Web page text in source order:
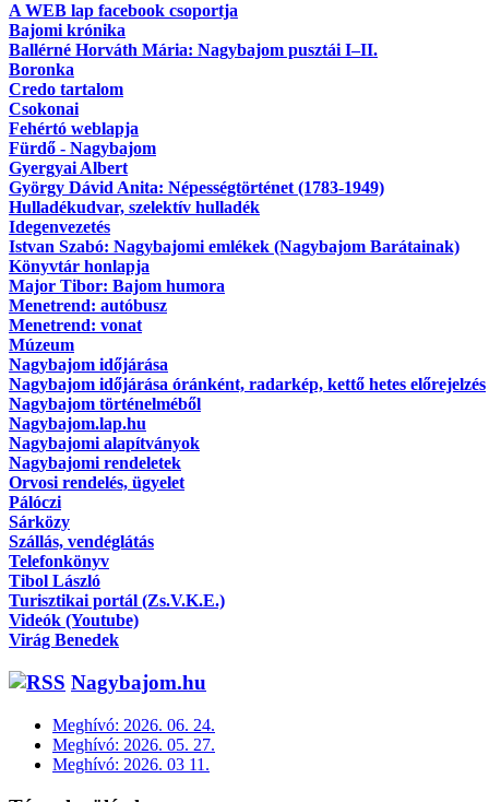
A WEB lap facebook csoportja
Bajomi krónika
Ballérné Horváth Mária: Nagybajom pusztái I–II.
Boronka
Credo tartalom
Csokonai
Fehértó weblapja
Fürdő - Nagybajom
Gyergyai Albert
György Dávid Anita: Népességtörténet (1783-1949)
Hulladékudvar, szelektív hulladék
Idegenvezetés
Istvan Szabó: Nagybajomi emlékek (Nagybajom Barátainak)
Könyvtár honlapja
Major Tibor: Bajom humora
Menetrend: autóbusz
Menetrend: vonat
Múzeum
Nagybajom időjárása
Nagybajom időjárása óránként, radarkép, kettő hetes előrejelzés
Nagybajom történelméből
Nagybajom.lap.hu
Nagybajomi alapítványok
Nagybajomi rendeletek
Orvosi rendelés, ügyelet
Pálóczi
Sárközy
Szállás, vendéglátás
Telefonkönyv
Tibol László
Turisztikai portál (Zs.V.K.E.)
Videók (Youtube)
Virág Benedek
Nagybajom.hu
Meghívó: 2026. 06. 24.
Meghívó: 2026. 05. 27.
Meghívó: 2026. 03 11.